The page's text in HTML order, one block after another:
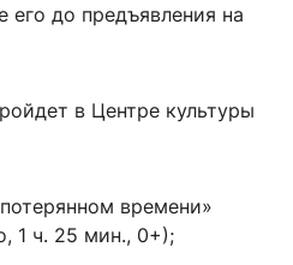
его до предъявления на
в Центре культуры
времени»
1 ч. 25 мин., 0+);